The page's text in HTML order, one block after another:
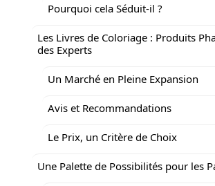
Pourquoi cela Séduit-il ?
Les Livres de Coloriage : Produits
des Experts
Un Marché en Pleine Expansion
Avis et Recommandations
Le Prix, un Critère de Choix
Une Palette de Possibilités pour les